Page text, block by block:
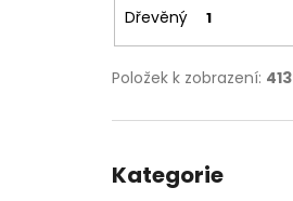
Dřevěný 1
Položek k zobrazení: 413
kategorie
Kategorie